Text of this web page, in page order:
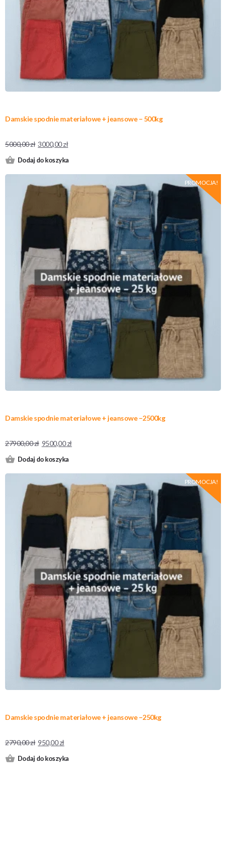
Damskie spodnie materiałowe + jeansowe – 500kg
5000,00zł 3000,00zł
Dodaj do koszyka
PROMOCJA!
Damskie spodnie materiałowe + jeansowe –2500kg
27900,00zł 9500,00zł
Dodaj do koszyka
PROMOCJA!
Damskie spodnie materiałowe + jeansowe –250kg
2790,00zł 950,00zł
Dodaj do koszyka